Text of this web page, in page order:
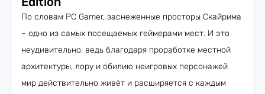
По словам PC Gamer, заснеженные просторы Скайрима
– одно из самых посещаемых геймерами мест. И это
неудивительно, ведь благодаря проработке местной
архитектуры, лору и обилию неигровых персонажей
мир действительно живёт и расширяется с каждым